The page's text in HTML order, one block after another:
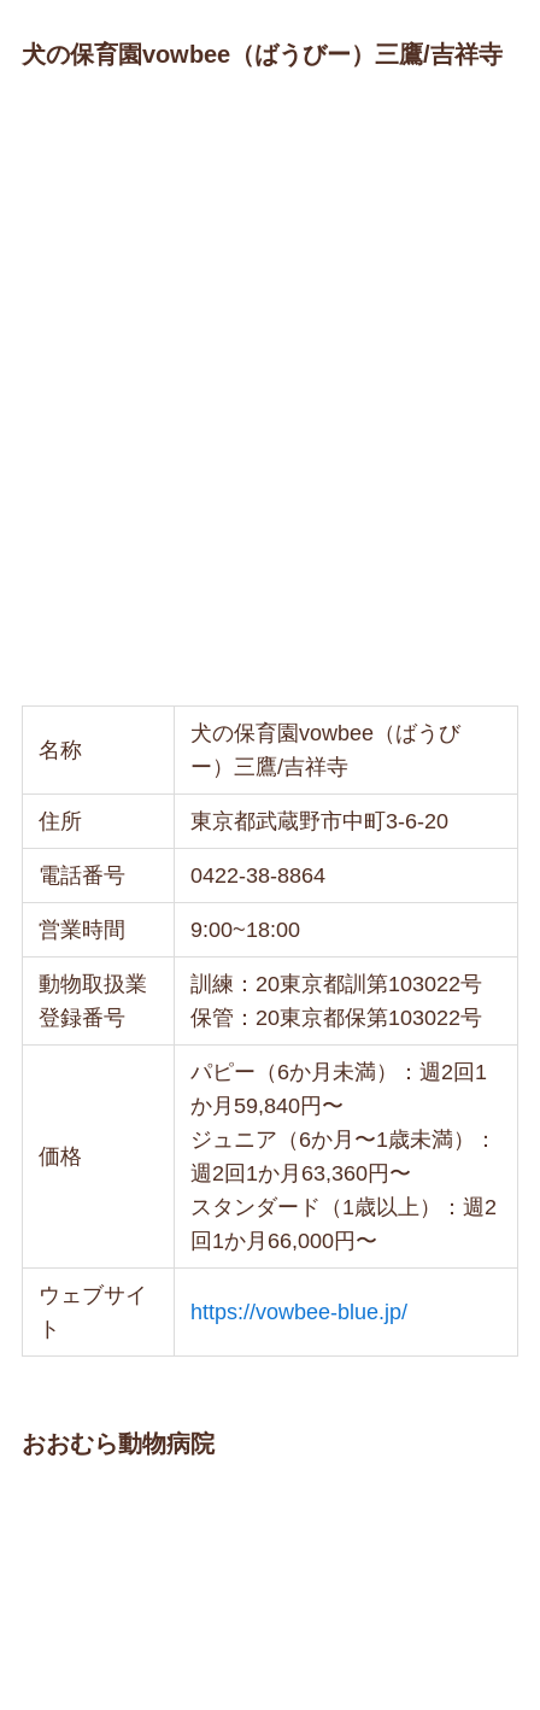
犬の保育園vowbee（ばうびー）三鷹/吉祥寺
名称
犬の保育園vowbee（ばうび
ー）三鷹/吉祥寺
住所 東京都武蔵野市中町3-6-20
電話番号 0422-38-8864
営業時間 9:00~18:00
動物取扱業
登録番号
訓練：20東京都訓第103022号
保管：20東京都保第103022号
価格
パピー（6か月未満）：週2回1
か月59,840円〜
ジュニア（6か月〜1歳未満）：
週2回1か月63,360円〜
スタンダード（1歳以上）：週2
回1か月66,000円〜
ウェブサイ
ト
https://vowbee-blue.jp/
おおむら動物病院